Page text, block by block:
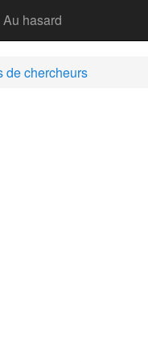
Au hasard
de chercheurs